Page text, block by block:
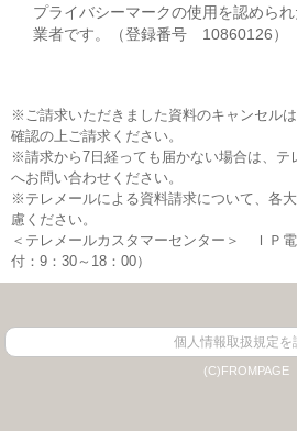
プライバシーマークの使用を認めら
業者です。（登録番号 10860126）
※ご請求いただきました資料のキャンセル
確認の上ご請求ください。
※請求から7日経っても届かない場合は、テ
へお問い合わせください。
※テレメールによる資料請求について、各
慮ください。
＜テレメールカスタマーセンター＞ ＩＰ
付：9：30～18：00）
個人情報取扱規定を
(C)FROMPAGE